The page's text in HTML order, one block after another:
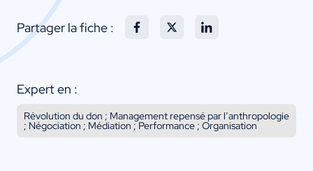
Partager la fiche :
Expert en :
Révolution du don ; Management repensé par l’anthropologie
; Négociation ; Médiation ; Performance ; Organisation